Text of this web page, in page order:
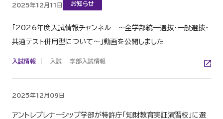
2025年12月11日 お知らせ
「2026年度入試情報チャンネル ～全学部統一選抜・一般選抜・
共通テスト併用型について～」動画を公開しました
入試情報 入試 学部入試情報
2025年12月09日
アントレプレナーシップ学部が特許庁「知財教育実証演習校」に選